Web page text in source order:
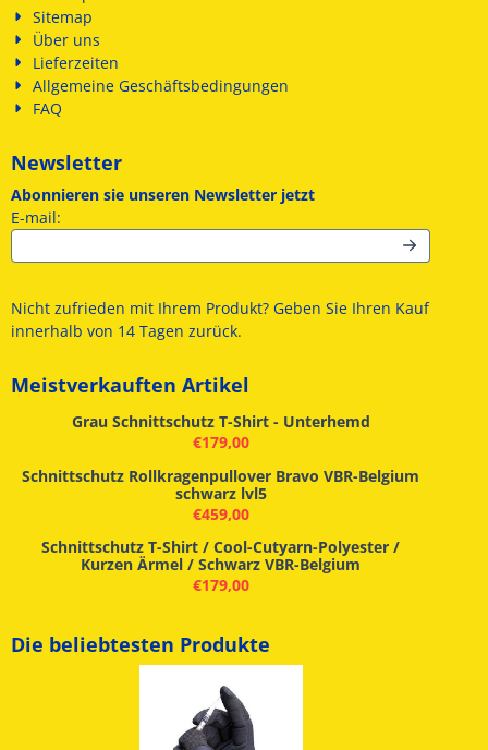
Sitemap
Über uns
Lieferzeiten
Allgemeine Geschäftsbedingungen
FAQ
Newsletter
Abonnieren sie unseren Newsletter jetzt
E-mail:
Nicht zufrieden mit Ihrem Produkt? Geben Sie Ihren Kauf
innerhalb von 14 Tagen zurück.
Meistverkauften Artikel
Grau Schnittschutz T-Shirt - Unterhemd
€179,00
Schnittschutz Rollkragenpullover Bravo VBR-Belgium
schwarz lvl5
€459,00
Schnittschutz T-Shirt / Cool-Cutyarn-Polyester /
Kurzen Ärmel / Schwarz VBR-Belgium
€179,00
Die beliebtesten Produkte